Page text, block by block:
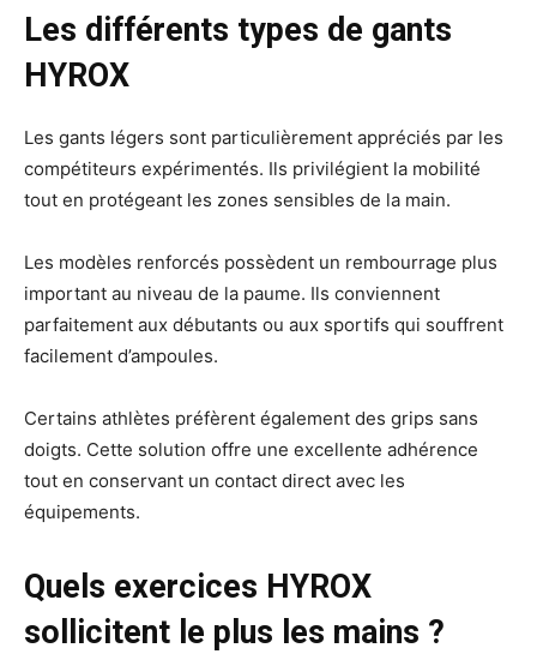
Les différents types de gants
HYROX
Les gants légers sont particulièrement appréciés par les
compétiteurs expérimentés. Ils privilégient la mobilité
tout en protégeant les zones sensibles de la main.
Les modèles renforcés possèdent un rembourrage plus
important au niveau de la paume. Ils conviennent
parfaitement aux débutants ou aux sportifs qui souffrent
facilement d’ampoules.
Certains athlètes préfèrent également des grips sans
doigts. Cette solution offre une excellente adhérence
tout en conservant un contact direct avec les
équipements.
Quels exercices HYROX
sollicitent le plus les mains ?